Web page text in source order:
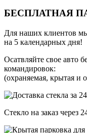
БЕСПЛАТНАЯ
Для наших клиентов
на 5 календарных дня!
Осатвляйте свое авто
командировок:
(охраняемая, крытая и
Стекло на заказ через